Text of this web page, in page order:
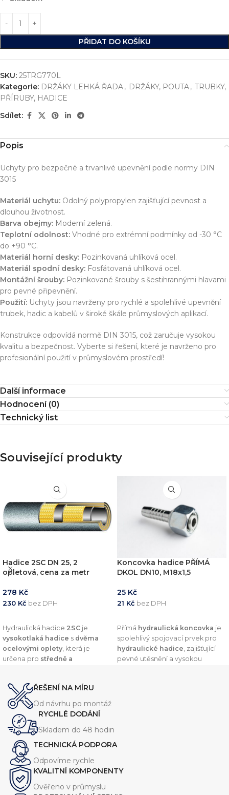
PŘIDAT DO KOŠÍKU
SKU: 25TRG770L
Kategorie: DRŽÁKY LEHKÁ ŘADA, DRŽÁKY, POUTA, TRUBKY,
PŘÍRUBY, HADICE
Sdílet:
Popis
Uchyty pro bezpečné a trvanlivé upevnění podle normy DIN
3015
Materiál uchytu: Odolný polypropylen zajišťující pevnost a
dlouhou životnost.
Barva obejmy: Moderní zelená.
Teplotní odolnost: Vhodné pro extrémní podmínky od -30 °C
do +90 °C.
Materiál horní desky: Pozinkovaná uhlíková ocel.
Materiál spodní desky: Fosfátovaná uhlíková ocel.
Montážní šrouby: Pozinkované šrouby s šestihrannými hlavami
pro pevné připevnění.
Použití: Uchyty jsou navrženy pro rychlé a spolehlivé upevnění
trubek, hadic a kabelů v široké škále průmyslových aplikací.
Konstrukce odpovídá normě DIN 3015, což zaručuje vysokou
kvalitu a bezpečnost. Vyberte si řešení, které je navrženo pro
profesionální použití v průmyslovém prostředí!
Další informace
Hodnocení (0)
Technický list
Související produkty
Hadice 2SC DN 25, 2
opletová, cena za metr
278 Kč
230 Kč bez DPH
Hydraulická hadice 2SC je
vysokotlaká hadice s dvěma
ocelovými oplety , která je
určena pro středně a
odolnost vůči olejům, oděru a
vnějším vlivům , což zajišťuje její
dlouhou životnost.
Koncovka hadice PŘÍMÁ
DKOL DN10, M18x1,5
25 Kč
21 Kč bez DPH
Přímá hydraulická koncovka je
spolehlivý spojovací prvek pro
hydraulické hadice , zajišťující
pevné utěsnění a vysokou
ŘEŠENÍ NA MÍRU
Od návrhu po montáž
RYCHLÉ DODÁNÍ
Skladem do 48 hodin
TECHNICKÁ PODPORA
Odpovíme rychle
KVALITNÍ KOMPONENTY
Ověřeno v průmyslu